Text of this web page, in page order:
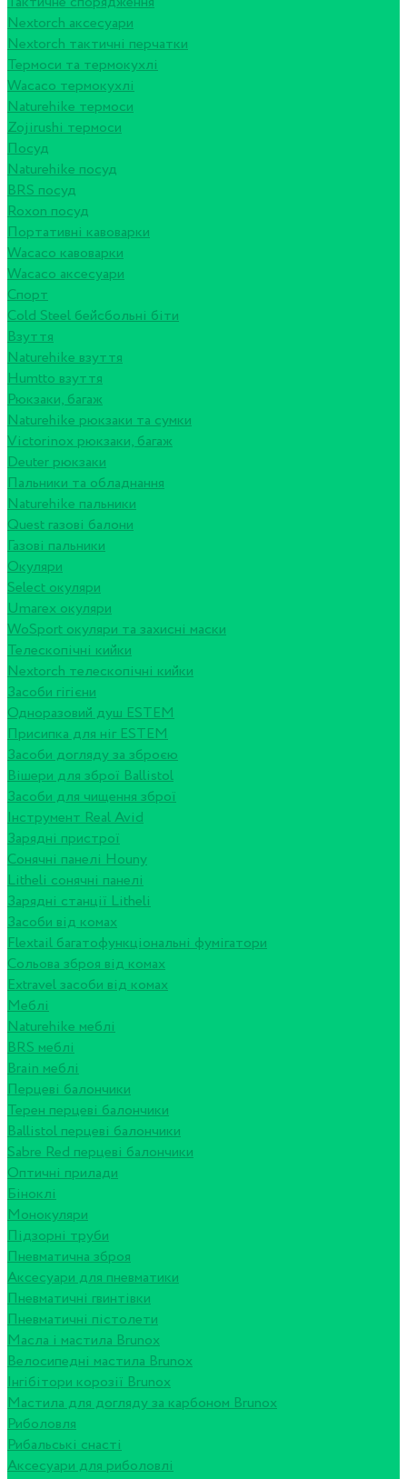
Nextorch аксесуари
Nextorch тактичні перчатки
Термоси та термокухлі
Wacaco термокухлі
Naturehike термоси
Zojirushi термоси
Посуд
Naturehike посуд
BRS посуд
Roxon посуд
Портативні кавоварки
Wacaco кавоварки
Wacaco аксесуари
Спорт
Cold Steel бейсбольні біти
Взуття
Naturehike взуття
Humtto взуття
Рюкзаки, багаж
Naturehike рюкзаки та сумки
Victorinox рюкзаки, багаж
Deuter рюкзаки
Пальники та обладнання
Naturehike пальники
Quest газові балони
Газові пальники
Окуляри
Select окуляри
Umarex окуляри
WoSport окуляри та захисні маски
Телескопічні кийки
Nextorch телескопічні кийки
Засоби гігієни
Одноразовий душ ESTEM
Присипка для ніг ESTEM
Засоби догляду за зброєю
Вішери для зброї Ballistol
Засоби для чищення зброї
Інструмент Real Avid
Зарядні пристрої
Сонячні панелі Houny
Litheli сонячні панелі
Зарядні станції Litheli
Засоби від комах
Flextail багатофункціональні фумігатори
Сольова зброя від комах
Extravel засоби від комах
Меблі
Naturehike меблі
BRS меблі
Brain меблі
Перцеві балончики
Терен перцеві балончики
Ballistol перцеві балончики
Sabre Red перцеві балончики
Оптичні прилади
Біноклі
Монокуляри
Підзорні труби
Пневматична зброя
Аксесуари для пневматики
Пневматичні гвинтівки
Пневматичні пістолети
Масла і мастила Brunox
Велосипедні мастила Brunox
Інгібітори корозії Brunox
Мастила для догляду за карбоном Brunox
Риболовля
Рибальські снасті
Аксесуари для риболовлі